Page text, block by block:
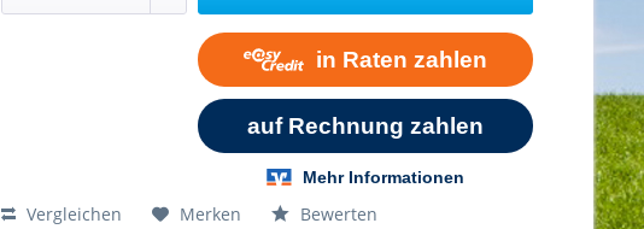
Vergleichen Merken Bewerten